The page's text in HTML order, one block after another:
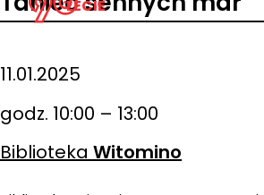
LECIE
11.01.2025
godz. 10:00 – 13:00
Biblioteka Witomino